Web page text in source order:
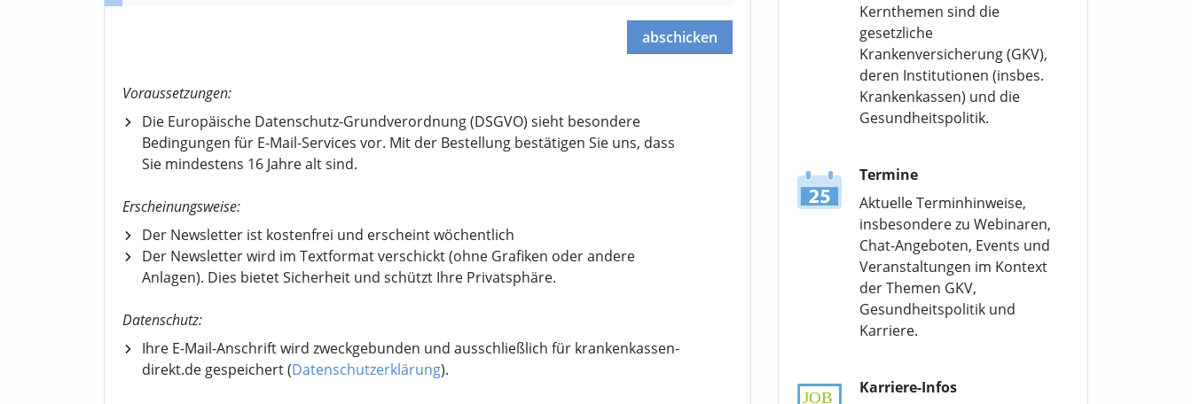
abschicken
Voraussetzungen:
Die Europäische Datenschutz-Grundverordnung (DSGVO) sieht besondere
Bedingungen für E-Mail-Services vor. Mit der Bestellung bestätigen Sie uns, dass
Sie mindestens 16 Jahre alt sind.
Erscheinungsweise:
Der Newsletter ist kostenfrei und erscheint wöchentlich
Der Newsletter wird im Textformat verschickt (ohne Grafiken oder andere
Anlagen). Dies bietet Sicherheit und schützt Ihre Privatsphäre.
Datenschutz:
Ihre E-Mail-Anschrift wird zweckgebunden und ausschließlich für krankenkassen-
direkt.de gespeichert (Datenschutzerklärung).
Kernthemen sind die
gesetzliche
Krankenversicherung (GKV),
deren Institutionen (insbes.
Krankenkassen) und die
Gesundheitspolitik.
Termine
Aktuelle Terminhinweise,
insbesondere zu Webinaren,
Chat-Angeboten, Events und
Veranstaltungen im Kontext
der Themen GKV,
Gesundheitspolitik und
Karriere.
Karriere-Infos